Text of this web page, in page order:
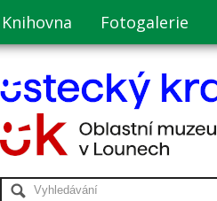
Knihovna Fotogalerie